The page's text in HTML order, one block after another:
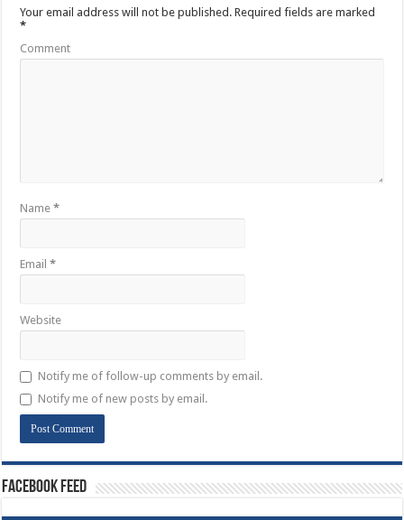
Your email address will not be published. Required fields are marked
*
Comment
Name*
Email*
Website
Notify me of follow-up comments by email.
Notify me of new posts by email.
Facebook Feed